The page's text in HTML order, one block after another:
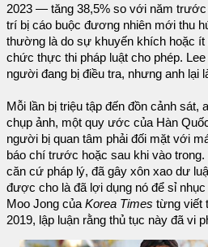
2023 — tăng 38,5% so với năm
trí bị cáo buộc đương nhiên mới thu
thường là do sự khuyến khích hoặc
chức thực thi pháp luật cho phép.
người đang bị điều tra, nhưng anh lại
Mỗi lần bị triệu tập đến đồn cảnh sát,
chụp ảnh, một quy ước của Hàn
người bị quan tâm phải đối mặt với
báo chí trước hoặc sau khi vào trong.
căn cứ pháp lý, đã gây xôn xao dư
được cho là đã lợi dụng nó để sỉ nhục
Moo Jong của Korea Times từng viết
2019, lập luận rằng thủ tục này đã vi